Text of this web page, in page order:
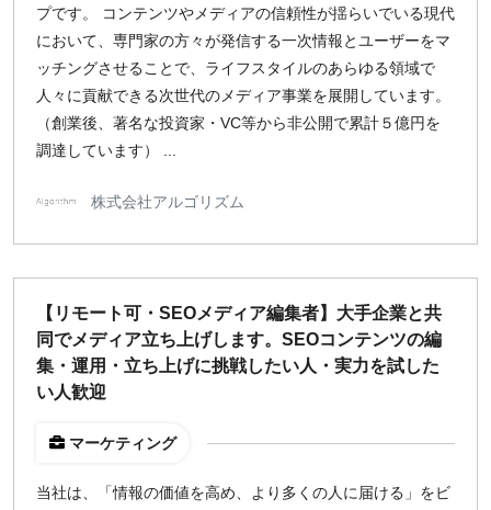
プです。 コンテンツやメディアの信頼性が揺らいでいる現代
において、専門家の方々が発信する一次情報とユーザーをマ
ッチングさせることで、ライフスタイルのあらゆる領域で
人々に貢献できる次世代のメディア事業を展開しています。
（創業後、著名な投資家・VC等から非公開で累計５億円を
調達しています） ...
株式会社アルゴリズム
【リモート可・SEOメディア編集者】大手企業と共
同でメディア立ち上げします。SEOコンテンツの編
集・運用・立ち上げに挑戦したい人・実力を試した
い人歓迎
マーケティング
当社は、「情報の価値を高め、より多くの人に届ける」をビ